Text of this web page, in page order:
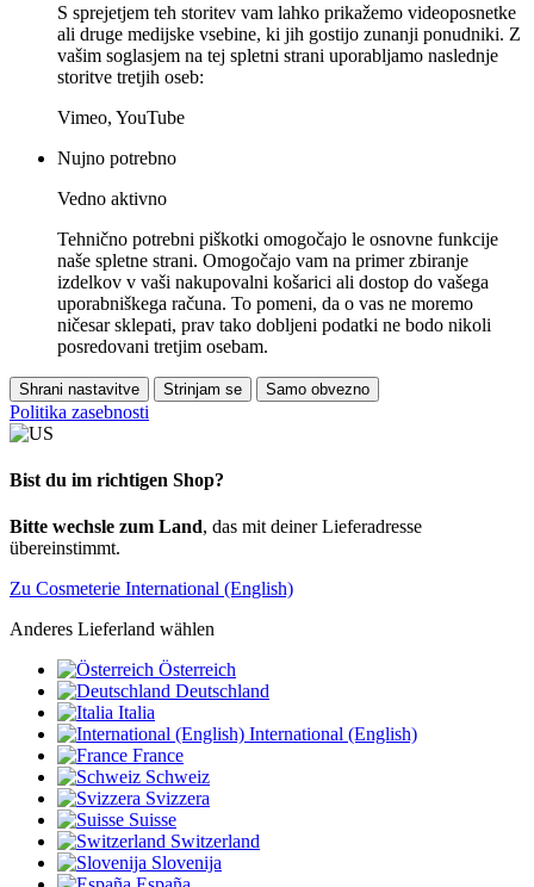
S sprejetjem teh storitev vam lahko prikažemo videoposnetke
ali druge medijske vsebine, ki jih gostijo zunanji ponudniki. Z
vašim soglasjem na tej spletni strani uporabljamo naslednje
storitve tretjih oseb:
Vimeo, YouTube
Nujno potrebno
Vedno aktivno
Tehnično potrebni piškotki omogočajo le osnovne funkcije
naše spletne strani. Omogočajo vam na primer zbiranje
izdelkov v vaši nakupovalni košarici ali dostop do vašega
uporabniškega računa. To pomeni, da o vas ne moremo
ničesar sklepati, prav tako dobljeni podatki ne bodo nikoli
posredovani tretjim osebam.
Shrani nastavitve Strinjam se Samo obvezno
Politika zasebnosti
Bist du im richtigen Shop?
Bitte wechsle zum Land, das mit deiner Lieferadresse
übereinstimmt.
Zu Cosmeterie International (English)
Anderes Lieferland wählen
Österreich
Deutschland
Italia
International (English)
France
Schweiz
Svizzera
Suisse
Switzerland
Slovenija